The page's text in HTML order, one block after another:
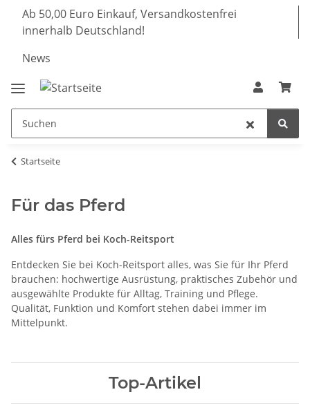
Ab 50,00 Euro Einkauf, Versandkostenfrei
innerhalb Deutschland!
News
Startseite
Für das Pferd
Alles fürs Pferd bei Koch-Reitsport
Entdecken Sie bei Koch-Reitsport alles, was Sie für Ihr Pferd
brauchen: hochwertige Ausrüstung, praktisches Zubehör und
ausgewählte Produkte für Alltag, Training und Pflege.
Qualität, Funktion und Komfort stehen dabei immer im
Mittelpunkt.
Top-Artikel